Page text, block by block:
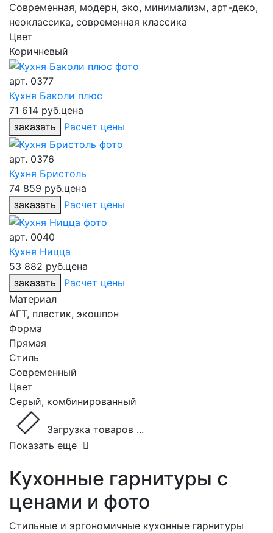
Современная, модерн, эко, минимализм, арт-деко,
неоклассика, современная классика
Цвет
Коричневый
арт. 0377
Кухня Баколи плюс
71 614 руб.цена
заказать
Расчет цены
арт. 0376
Кухня Бристоль
74 859 руб.цена
заказать
Расчет цены
арт. 0040
Кухня Ницца
53 882 руб.цена
заказать
Расчет цены
Материал
АГТ, пластик, экошпон
Форма
Прямая
Стиль
Современный
Цвет
Серый, комбинированный
Загрузка товаров ...
Показать еще
Кухонные гарнитуры с
ценами и фото
Стильные и эргономичные кухонные гарнитуры